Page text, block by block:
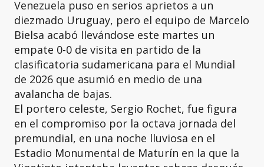
Venezuela puso en serios aprietos a un
diezmado Uruguay, pero el equipo de Marcelo
Bielsa acabó llevándose este martes un
empate 0-0 de visita en partido de la
clasificatoria sudamericana para el Mundial
de 2026 que asumió en medio de una
avalancha de bajas.
El portero celeste, Sergio Rochet, fue figura
en el compromiso por la octava jornada del
premundial, en una noche lluviosa en el
Estadio Monumental de Maturín en la que la